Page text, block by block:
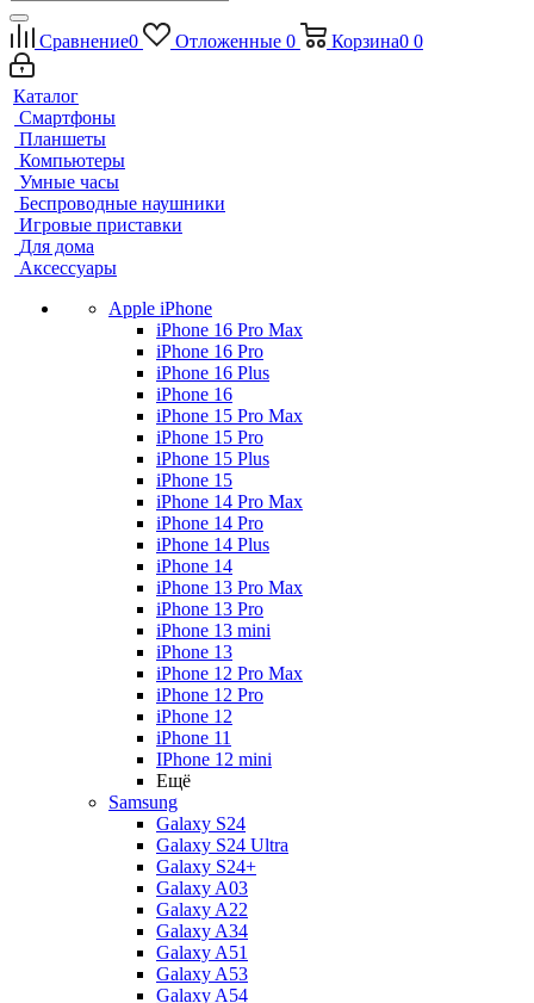
Сравнение0 Отложенные 0 Корзина0 0
Каталог
Смартфоны
Планшеты
Компьютеры
Умные часы
Беспроводные наушники
Игровые приставки
Для дома
Аксессуары
Apple iPhone
iPhone 16 Pro Max
iPhone 16 Pro
iPhone 16 Plus
iPhone 16
iPhone 15 Pro Max
iPhone 15 Pro
iPhone 15 Plus
iPhone 15
iPhone 14 Pro Max
iPhone 14 Pro
iPhone 14 Plus
iPhone 14
iPhone 13 Pro Max
iPhone 13 Pro
iPhone 13 mini
iPhone 13
iPhone 12 Pro Max
iPhone 12 Pro
iPhone 12
iPhone 11
IPhone 12 mini
Ещё
Samsung
Galaxy S24
Galaxy S24 Ultra
Galaxy S24+
Galaxy A03
Galaxy A22
Galaxy A34
Galaxy A51
Galaxy A53
Galaxy A54